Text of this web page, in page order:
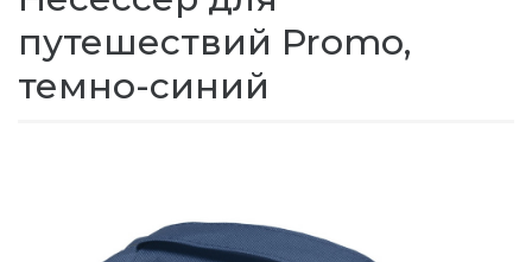
путешествий Promo,
темно-синий